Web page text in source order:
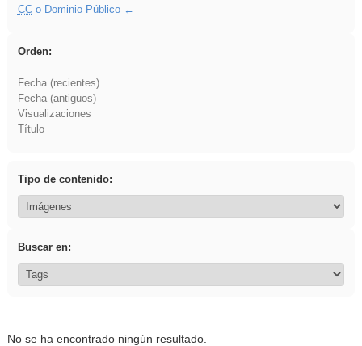
CCo Dominio Público
Orden:
Fecha (recientes)
Fecha (antiguos)
Visualizaciones
Título
Tipo de contenido:
Buscar en:
No se ha encontrado ningún resultado.